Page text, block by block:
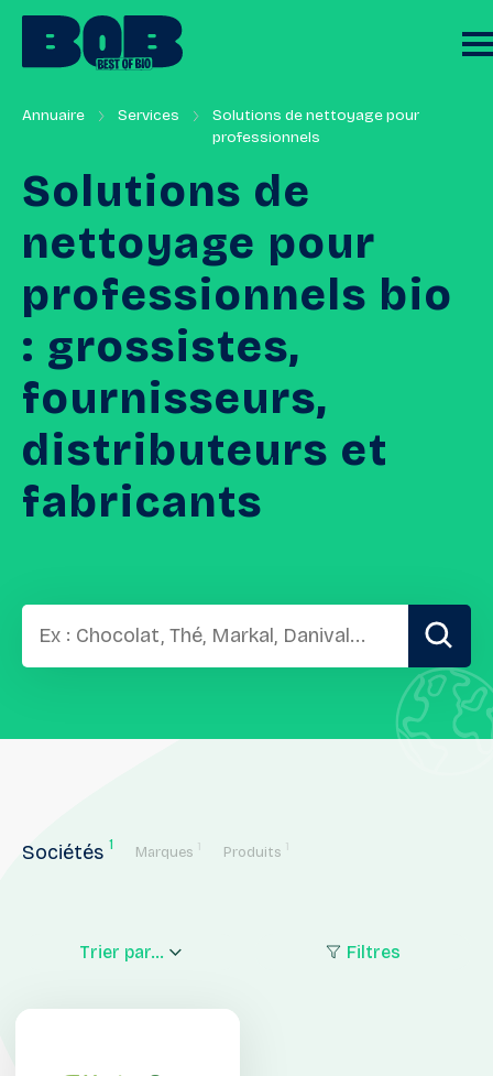
Annuaire Services
Solutions de nettoyage pour
professionnels
Solutions de
nettoyage pour
professionnels bio
: grossistes,
fournisseurs,
distributeurs et
fabricants
Sociétés 1 Marques 1 Produits 1
Trier par... Filtres